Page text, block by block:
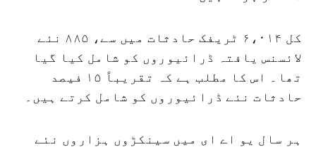
کل ۶،۰۱۴ ٹریفک حادثات میں سے، ۸۸۵ نئے
لائسنس یافتہ ڈرائیوروں کو شامل کیا گیا
تھا۔ اس کا مطلب ہے کہ تقریباً ۱۵ فیصد
حادثات نئے ڈرائیوروں کو شامل کرتے ہیں۔
ہر سال یو اے ای میں سینکڑوں ہزاروں نئے